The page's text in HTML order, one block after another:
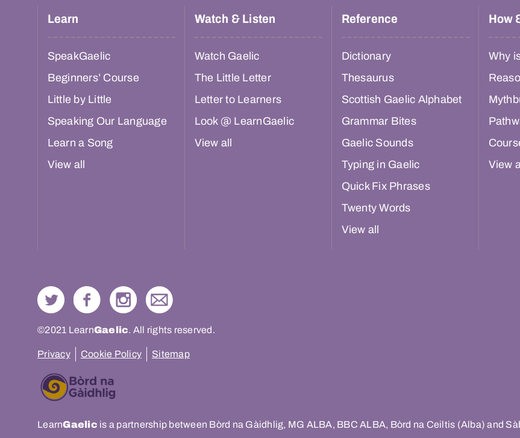
Learn
SpeakGaelic
Beginners’ Course
Little by Little
Speaking Our Language
Learn a Song
View all
Watch & Listen
Watch Gaelic
The Little Letter
Letter to Learners
Look @ LearnGaelic
View all
Reference
Dictionary
Thesaurus
Scottish Gaelic Alphabet
Grammar Bites
Gaelic Sounds
Typing in Gaelic
Quick Fix Phrases
Twenty Words
View all
How
Why
View
©2021 LearnGaelic. All rights reserved.
Privacy Cookie Policy Sitemap
LearnGaelic is a partnership between Bòrd na Gàidhlig, MG ALBA, BBC ALBA, Bòrd na Ceiltis (Alba) and